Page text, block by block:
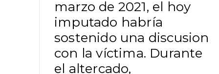
marzo de 2021, el hoy
imputado habría
sostenido una discusion
con la víctima. Durante
el altercado,